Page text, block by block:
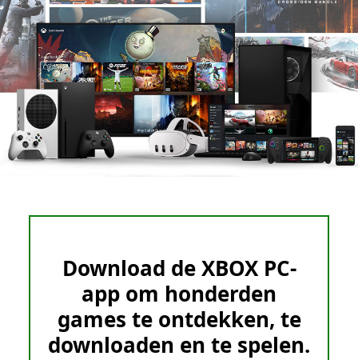
Download de XBOX PC-
app om honderden
games te ontdekken, te
downloaden en te spelen.